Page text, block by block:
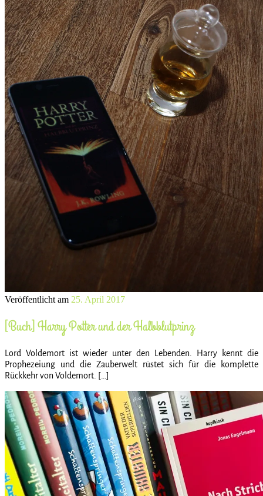
Veröffentlicht am 25. April 2017
[Buch] Harry Potter und der Halbblutprinz
Lord Voldemort ist wieder unter den Lebenden. Harry kennt die
Prophezeiung und die Zauberwelt rüstet sich für die komplette
Rückkehr von Voldemort. […]